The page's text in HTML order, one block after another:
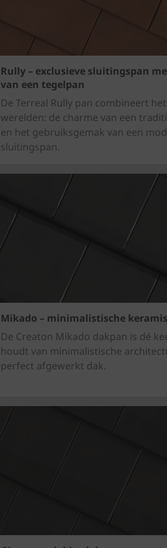
Rully – exclusieve sluitingspan
van een tegelpan
De Terreal Rully pan combineert
werelden: de charme van een
en het gebruiksgemak van een
sluitingspan.
Mikado – minimalistische
De Creaton Mikado dakpan is dé
houdt van minimalistische
perfect afgewerkt dak.